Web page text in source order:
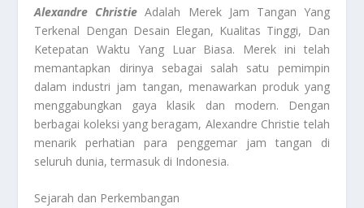
Alexandre Christie Adalah Merek Jam Tangan Yang
Terkenal Dengan Desain Elegan, Kualitas Tinggi, Dan
Ketepatan Waktu Yang Luar Biasa. Merek ini telah
memantapkan dirinya sebagai salah satu pemimpin
dalam industri jam tangan, menawarkan produk yang
menggabungkan gaya klasik dan modern. Dengan
berbagai koleksi yang beragam, Alexandre Christie telah
menarik perhatian para penggemar jam tangan di
seluruh dunia, termasuk di Indonesia.
Sejarah dan Perkembangan